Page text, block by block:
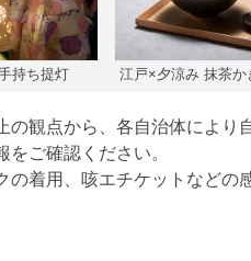
持ち提灯 江戸×夕涼み 抹茶か
観点から、各自治体により
ご確認ください。
の着用、咳エチケットなどの